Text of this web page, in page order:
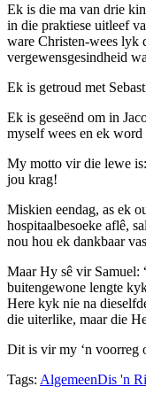
Ek is die ma van drie
in die praktiese uitleef
ware Christen-wees lyk
vergewensgesindheid
Ek is getroud met
Ek is geseënd om in
myself wees en ek
My motto vir die lewe
jou krag!
Miskien eendag, as ek
hospitaalbesoeke aflê,
nou hou ek dankbaar
Maar Hy sê vir Samuel:
buitengewone lengte
Here kyk nie na
die uiterlike, maar die
Dit is vir my ‘n voorreg
Tags: AlgemeenDis 'n